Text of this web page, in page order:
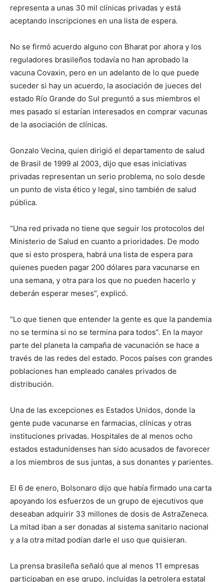
representa a unas 30 mil clínicas privadas y está
aceptando inscripciones en una lista de espera.
No se firmó acuerdo alguno con Bharat por ahora y los
reguladores brasileños todavía no han aprobado la
vacuna Covaxin, pero en un adelanto de lo que puede
suceder si hay un acuerdo, la asociación de jueces del
estado Río Grande do Sul preguntó a sus miembros el
mes pasado si estarían interesados en comprar vacunas
de la asociación de clínicas.
Gonzalo Vecina, quien dirigió el departamento de salud
de Brasil de 1999 al 2003, dijo que esas iniciativas
privadas representan un serio problema, no solo desde
un punto de vista ético y legal, sino también de salud
pública.
“Una red privada no tiene que seguir los protocolos del
Ministerio de Salud en cuanto a prioridades. De modo
que si esto prospera, habrá una lista de espera para
quienes pueden pagar 200 dólares para vacunarse en
una semana, y otra para los que no pueden hacerlo y
deberán esperar meses”, explicó.
“Lo que tienen que entender la gente es que la pandemia
no se termina si no se termina para todos”. En la mayor
parte del planeta la campaña de vacunación se hace a
través de las redes del estado. Pocos países con grandes
poblaciones han empleado canales privados de
distribución.
Una de las excepciones es Estados Unidos, donde la
gente pude vacunarse en farmacias, clínicas y otras
instituciones privadas. Hospitales de al menos ocho
estados estadunidenses han sido acusados de favorecer
a los miembros de sus juntas, a sus donantes y parientes.
El 6 de enero, Bolsonaro dijo que había firmado una carta
apoyando los esfuerzos de un grupo de ejecutivos que
deseaban adquirir 33 millones de dosis de AstraZeneca.
La mitad iban a ser donadas al sistema sanitario nacional
y a la otra mitad podían darle el uso que quisieran.
La prensa brasileña señaló que al menos 11 empresas
participaban en ese grupo, incluidas la petrolera estatal